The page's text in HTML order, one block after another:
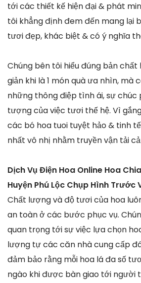
tới các thiết kế hiện đại & phát
tôi khẳng định đem đến mang lại
tươi đẹp, khác biệt & có ý nghĩa
Chúng bên tôi hiểu đúng bản
giản khi là 1 món quà ưa nhìn, mà
những thông điệp tình ái, sự chúc
tượng của việc tươi thế hệ. Vì
các bó hoa tuoi tuyệt hảo & tinh
nhất vô nhị nhằm truyền vận tải
Dịch Vụ Điện Hoa Online Hoa
Huyện Phú Lộc Chụp Hình Trước
Chất lượng và độ tươi của hoa
an toàn ở các bước phục vụ.
quan trọng tới sự việc lựa chọn
lượng tự các căn nhà cung cấp
đảm bảo rằng mỗi hoa lá đa số
ngào khi được bàn giao tới người